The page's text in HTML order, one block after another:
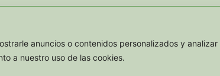
anuncios o contenidos personalizados y analizar
a nuestro uso de las cookies.